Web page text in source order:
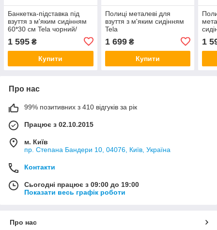
Банкетка-підставка під
взуття з м'яким сидінням
60*30 см Tela чорний/
1 595 ₴
Купити
Полиці металеві для
взуття з м'яким сидінням
Tela
1 699₴
Купити
1
Про нас
99% позитивних з 410 відгуків за рік
Працює з 02.10.2015
м. Київ
пр. Степана Бандери 10, 04076, Київ, Україна
Контакти
Сьогодні працює з 09:00 до 19:00
Показати весь графік роботи
Про нас